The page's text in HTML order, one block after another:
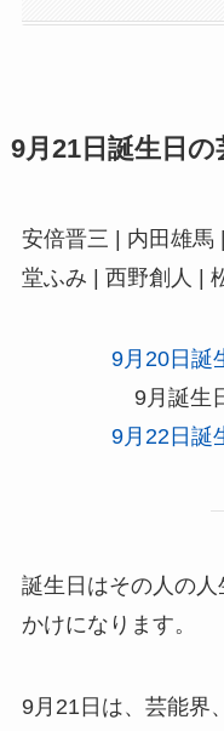
9月21日誕生日の
安倍晋三 | 内田雄馬
堂ふみ | 西野創人 |
9月20日誕
9月誕生
9月22日誕
誕生日はその人の
かけになります。
9月21日は、芸能界